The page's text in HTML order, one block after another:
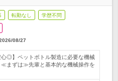
転勤なし 学歴不問
08/27
心◎】ペットボトル製造に必要な機械
≪まずは≫先輩と基本的な機械操作を